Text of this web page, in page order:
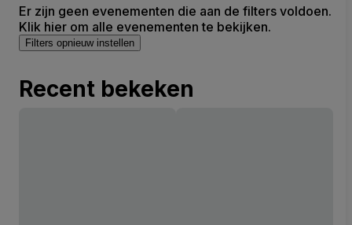
Er zijn geen evenementen die aan de filters voldoen.
Klik hier om alle evenementen te bekijken.
Filters opnieuw instellen
Recent bekeken